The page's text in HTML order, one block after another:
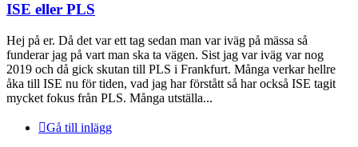
ISE eller PLS
Hej på er. Då det var ett tag sedan man var iväg på mässa så
funderar jag på vart man ska ta vägen. Sist jag var iväg var nog
2019 och då gick skutan till PLS i Frankfurt. Många verkar hellre
åka till ISE nu för tiden, vad jag har förstått så har också ISE tagit
mycket fokus från PLS. Många utställa...
Gå till inlägg